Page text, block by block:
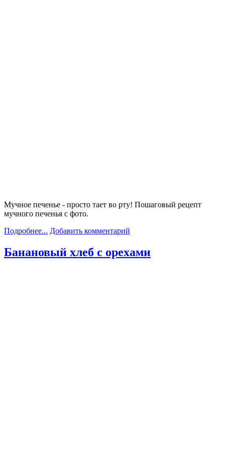
Мучное печенье - просто тает во рту! Пошаговый рецепт
мучного печенья с фото.
Подробнее... Добавить комментарий
Банановый хлеб с орехами